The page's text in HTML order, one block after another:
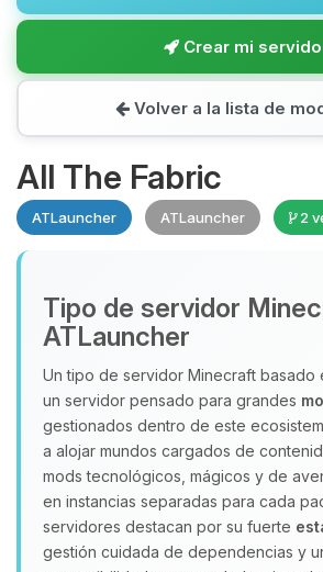
Crear mi
Volver a la lista de
All The Fabric
ATLauncher ATLauncher 2
Tipo de servidor
ATLauncher
Un tipo de servidor Minecraft basado
un servidor pensado para grandes
gestionados dentro de este
a alojar mundos cargados de
mods tecnológicos, mágicos y de
en instancias separadas para cada
servidores destacan por su fuerte
gestión cuidada de dependencias y
Yupi, por fin alguien con
hablar! Soy Choupy, tu
asistente de BoxToPlay.
que necesitas y moveré
pequenos circuitos para